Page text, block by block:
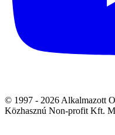
© 1997 - 2026 Alkalmazott
Közhasznú Non-profit Kft.